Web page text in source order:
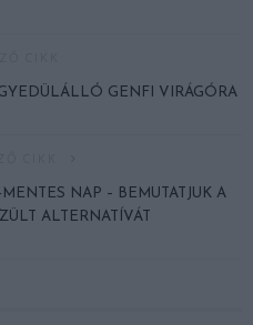
GENFI VIRÁGÓRA
NAP – BEMUTATJUK A
ALTERNATÍVÁT